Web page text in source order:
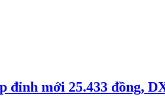
mới 25.433 đồng,